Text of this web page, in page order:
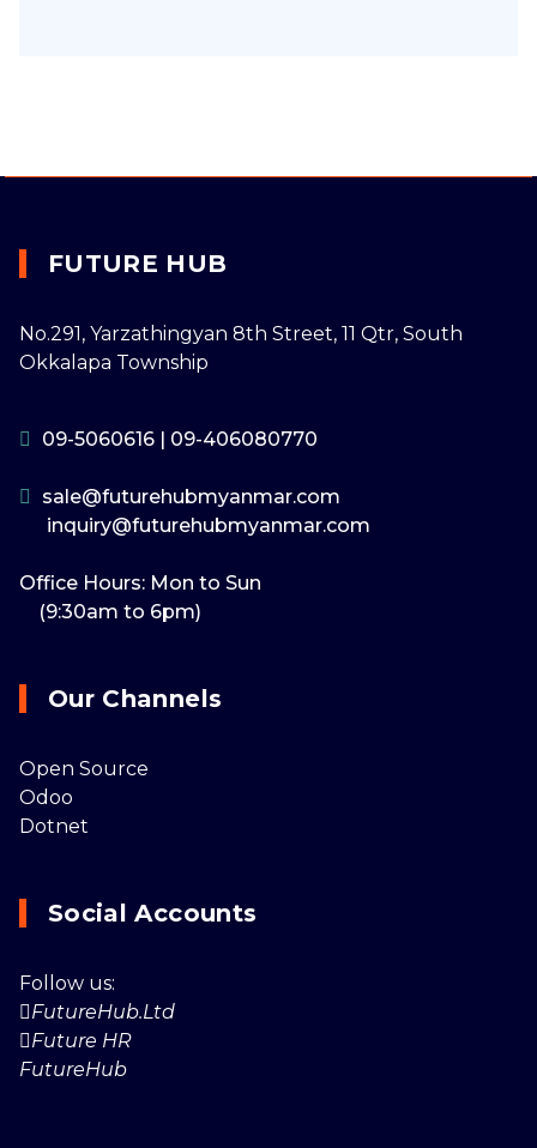
FUTURE HUB
No.291, Yarzathingyan 8th Street, 11 Qtr, South
Okkalapa Township
09-5060616 09-406080770
sale@futurehubmyanmar.com
inquiry@futurehubmyanmar.com
Office Hours: Mon to Sun
(9:30am to 6pm)
Our Channels
Open Source
Odoo
Dotnet
Social Accounts
Follow us:
FutureHub.Ltd
Future HR
FutureHub